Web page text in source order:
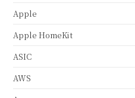
Apple
Apple HomeKit
ASIC
AWS